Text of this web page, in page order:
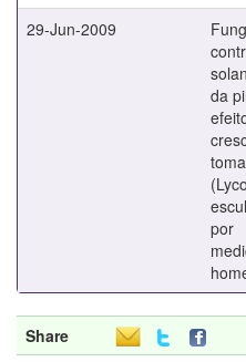
29-Jun-2009
da
por
Share